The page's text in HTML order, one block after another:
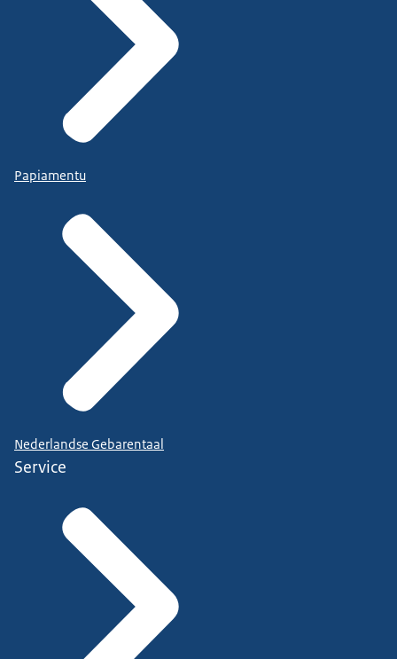
Papiamentu
Nederlandse Gebarentaal
Service